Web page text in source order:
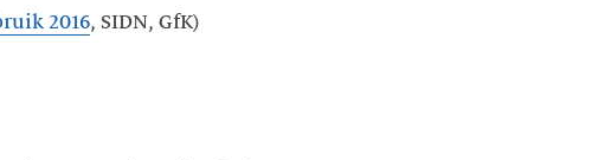
2016, SIDN, GfK)